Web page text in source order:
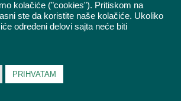
kolačiće ("cookies"). Pritiskom na
ste da koristite naše kolačiće. Ukoliko
određeni delovi sajta neće biti
PRIHVATAM